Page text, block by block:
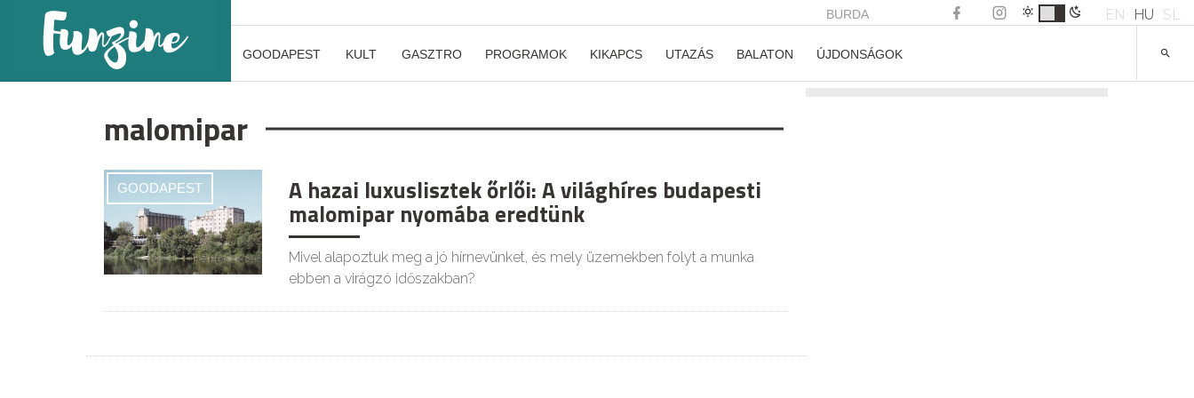
BURDA EN HU SL
GOODAPEST KULT GASZTRO PROGRAMOK KIKAPCS UTAZÁS BALATON ÚJDONSÁGOK
malomipar
GOODAPEST A hazai luxuslisztek őrlői: A világhíres budapesti
malomipar nyomába eredtünk
Mivel alapoztuk meg a jó hírnevünket, és mely üzemekben folyt a munka
ebben a virágzó időszakban?